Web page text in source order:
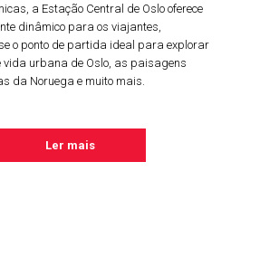
a Estação Central de Oslo oferece
dinâmico para os viajantes,
o ponto de partida ideal para explorar
vida urbana de Oslo, as paisagens
da Noruega e muito mais.
Ler mais